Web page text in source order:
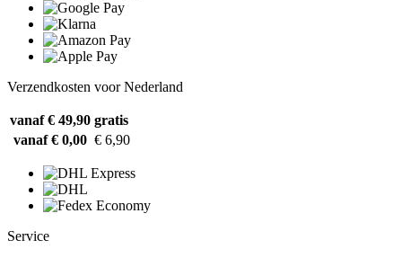
Verzendkosten voor Nederland
vanaf € 49,90 gratis
vanaf € 0,00 € 6,90
Service